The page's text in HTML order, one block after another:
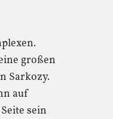
großen
Sarkozy.
auf
sein